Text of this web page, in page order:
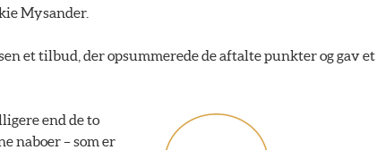
Mysander.
et tilbud, der opsummerede de aftalte punkter og gav et
end de to
naboer – som er